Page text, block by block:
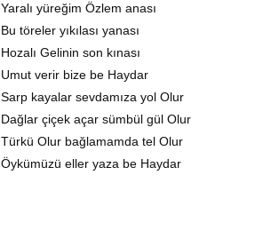
Yaralı yüreğim Özlem anası
Bu töreler yıkılası yanası
Hozalı Gelinin son kınası
Umut verir bize be Haydar
Sarp kayalar sevdamıza yol Olur
Dağlar çiçek açar sümbül gül Olur
Türkü Olur bağlamamda tel Olur
Öykümüzü eller yaza be Haydar